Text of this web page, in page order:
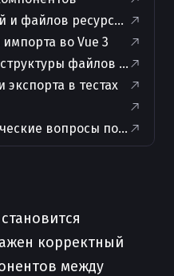
и файлов ресурсов
во Vue 3
файлов и
в тестах
вопросы по теме и
корректный
между